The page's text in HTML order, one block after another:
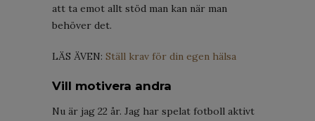
att ta emot allt stöd man kan när man
behöver det.
LÄS ÄVEN: Ställ krav för din egen hälsa
Vill motivera andra
Nu är jag 22 år. Jag har spelat fotboll aktivt